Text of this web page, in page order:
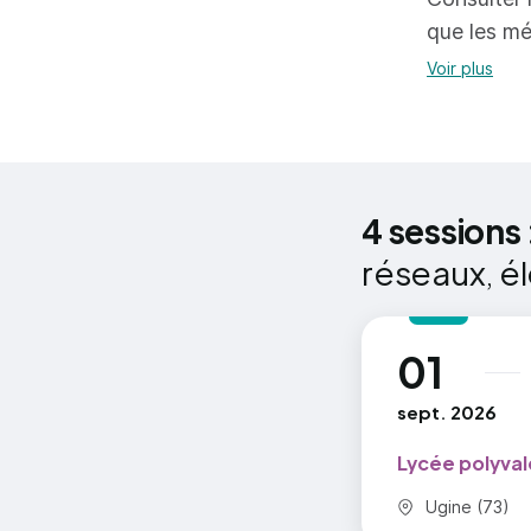
milieu
Épreuve /
Épreuve /
Épreuve /
civique
Épreuve
Épreuve /
Unité
Unité
que les
Voir plus
4 sessions
réseaux,
01
sept. 2026
au
Lycée
Commune :
Ugine (73)